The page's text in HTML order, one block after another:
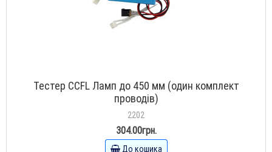
Тестер CCFL Ламп до 450 мм (один комплект
проводів)
2202
304.00грн.
До кошика